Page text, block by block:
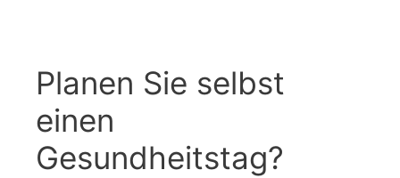
Planen Sie selbst
einen
Gesundheitstag?